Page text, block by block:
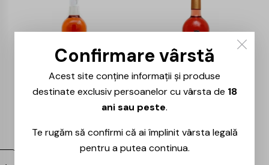
Cabernet Sauvignon
& Traminer – 0.75L
Vinia Traian – IGP
Cabernet Sauvignon
– 0.75L
Confirmare vârstă
Acest site conține informații și produse
destinate exclusiv persoanelor cu vârsta de 18
ani sau peste.
Te rugăm să confirmi că ai împlinit vârsta legală
pentru a putea continua.